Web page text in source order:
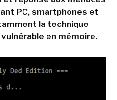
PC, smartphones et
la technique
en mémoire.